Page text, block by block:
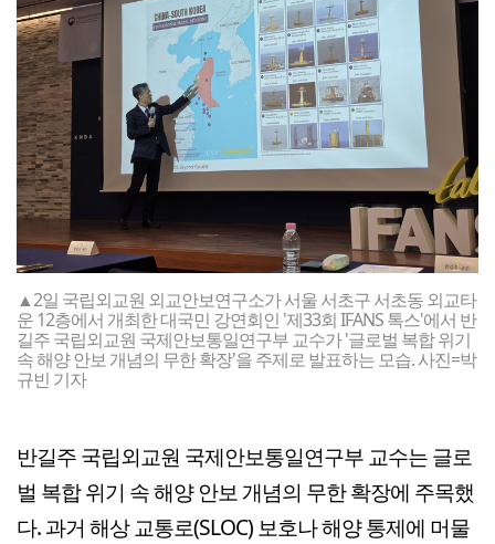
▲2일 국립외교원 외교안보연구소가 서울 서초구 서초동 외교타
운 12층에서 개최한 대국민 강연회인 '제33회 IFANS 톡스'에서 반
길주 국립외교원 국제안보통일연구부 교수가 '글로벌 복합 위기
속 해양 안보 개념의 무한 확장'을 주제로 발표하는 모습. 사진=박
규빈 기자
반길주 국립외교원 국제안보통일연구부 교수는 글로
벌 복합 위기 속 해양 안보 개념의 무한 확장에 주목했
다. 과거 해상 교통로(SLOC) 보호나 해양 통제에 머물